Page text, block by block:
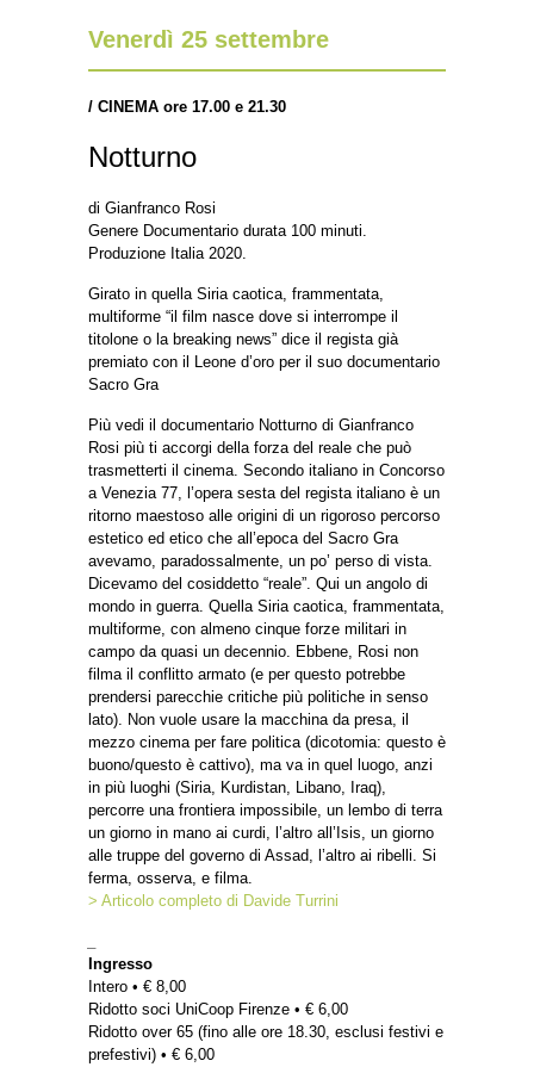
Venerdì 25 settembre
/ CINEMA ore 17.00 e 21.30
Notturno
di Gianfranco Rosi
Genere Documentario durata 100 minuti.
Produzione Italia 2020.
Girato in quella Siria caotica, frammentata,
multiforme “il film nasce dove si interrompe il
titolone o la breaking news” dice il regista già
premiato con il Leone d’oro per il suo documentario
Sacro Gra
Più vedi il documentario Notturno di Gianfranco
Rosi più ti accorgi della forza del reale che può
trasmetterti il cinema. Secondo italiano in Concorso
a Venezia 77, l’opera sesta del regista italiano è un
ritorno maestoso alle origini di un rigoroso percorso
estetico ed etico che all’epoca del Sacro Gra
avevamo, paradossalmente, un po’ perso di vista.
Dicevamo del cosiddetto “reale”. Qui un angolo di
mondo in guerra. Quella Siria caotica, frammentata,
multiforme, con almeno cinque forze militari in
campo da quasi un decennio. Ebbene, Rosi non
filma il conflitto armato (e per questo potrebbe
prendersi parecchie critiche più politiche in senso
lato). Non vuole usare la macchina da presa, il
mezzo cinema per fare politica (dicotomia: questo è
buono/questo è cattivo), ma va in quel luogo, anzi
in più luoghi (Siria, Kurdistan, Libano, Iraq),
percorre una frontiera impossibile, un lembo di terra
un giorno in mano ai curdi, l’altro all’Isis, un giorno
alle truppe del governo di Assad, l’altro ai ribelli. Si
ferma, osserva, e filma.
> Articolo completo di Davide Turrini
Ingresso
Intero • € 8,00
Ridotto soci UniCoop Firenze • € 6,00
Ridotto over 65 (fino alle ore 18.30, esclusi festivi e
prefestivi) • € 6,00